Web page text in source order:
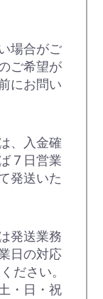
場合がご
ご希望が
にお問い
、入金確
7 日営業
発送いた
発送業務
日の対応
ださい。
・日・祝